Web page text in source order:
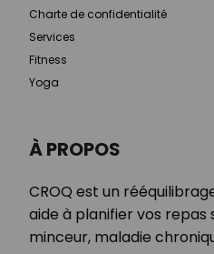
À PROPOS
CROQ est un
aide à planifier vos repas
minceur, maladie
Charte de confidentialité
Services
Fitness
Yoga